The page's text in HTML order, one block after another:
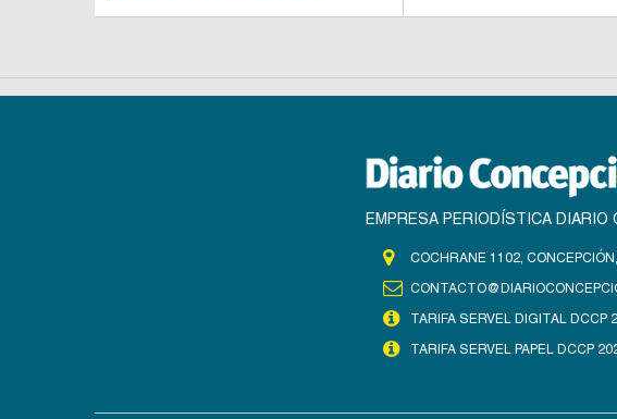
EMPRESA PERIODÍSTICA DIARIO
COCHRANE 1102,
TARIFA SERVEL DIGITAL DCCP
TARIFA SERVEL PAPEL DCCP